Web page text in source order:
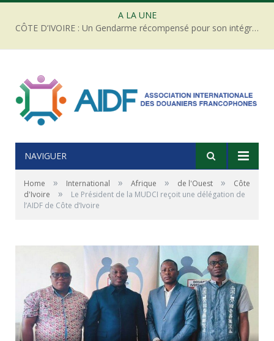
A LA UNE
CÔTE D’IVOIRE : Un Gendarme récompensé pour son intégrité face à une tentative de corruption
NAVIGUER
Home » International » Afrique » de l'Ouest »
Côte
d'Ivoire
»
Le Président de la MUDCI reçoit une délégation de
l’AIDF de Côte d’Ivoire